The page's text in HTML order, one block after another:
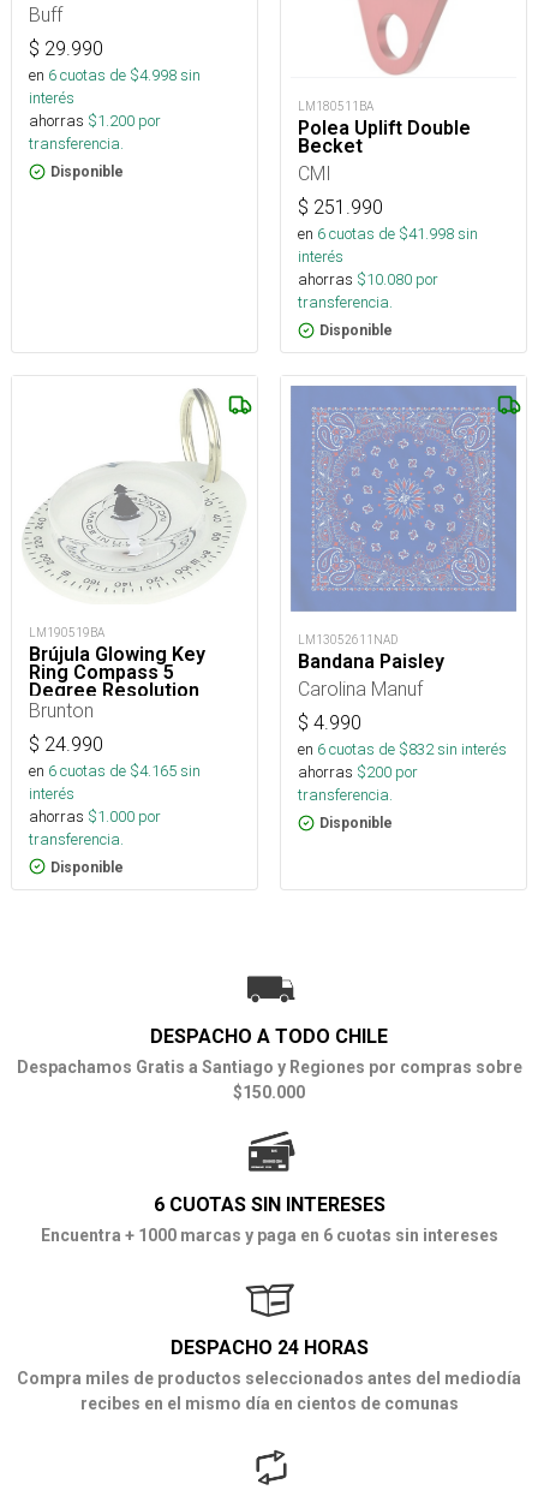
Buff
$ 29.990
en 6cuotas de $4.998sin
interés
ahorras $1.200 por
transferencia.
Disponible
LM180511BA
Polea Uplift Double
Becket
CMI
$ 251.990
en 6cuotas de $41.998sin
interés
ahorras $10.080 por
transferencia.
Disponible
LM190519BA
Brújula Glowing Key
Ring Compass 5
Degree Resolution
Brunton
$ 24.990
en 6cuotas de $4.165sin
interés
ahorras $1.000 por
transferencia.
Disponible
LM13052611NAD
Bandana Paisley
Carolina Manuf
$ 4.990
en 6cuotas de $832sin interés
ahorras $200 por
transferencia.
Disponible
DESPACHO A TODO CHILE
Despachamos Gratis a Santiago y Regiones por compras sobre
$150.000
6 CUOTAS SIN INTERESES
Encuentra + 1000 marcas y paga en 6 cuotas sin intereses
DESPACHO 24 HORAS
Compra miles de productos seleccionados antes del mediodía
recibes en el mismo día en cientos de comunas